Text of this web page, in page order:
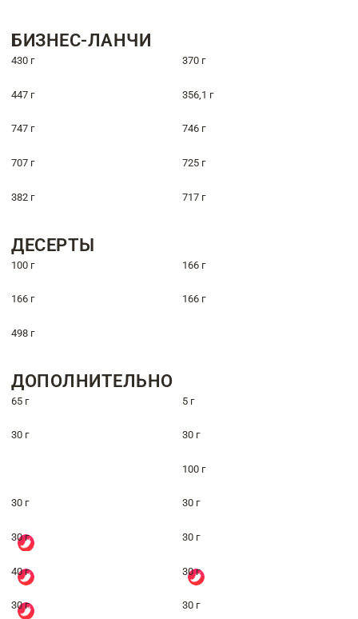
БИЗНЕС-ЛАНЧИ
430 г 370 г
447 г 356,1 г
747 г 746 г
707 г 725 г
382 г 717 г
ДЕСЕРТЫ
100 г 166 г
166 г 166 г
498 г
ДОПОЛНИТЕЛЬНО
65 г 5 г
30 г 30 г
100 г
30 г 30 г
30 г 30 г
40 г 30 г
30 г 30 г